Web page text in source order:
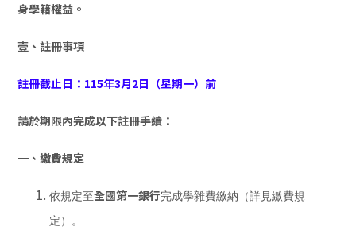
身學籍權益。
壹、註冊事項
註冊截止日：115年3月2日（星期一）前
請於期限內完成以下註冊手續：
一、繳費規定
依規定至全國第一銀行完成學雜費繳納（詳見繳費規
定）。